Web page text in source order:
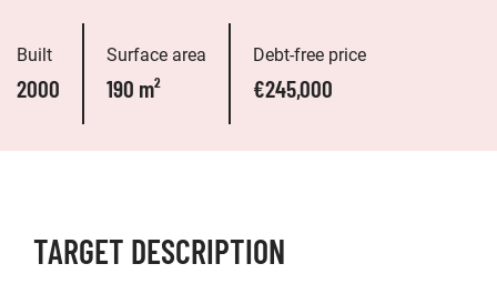
Built
2000
Surface area
190 m²
Debt-free price
€245,000
TARGET DESCRIPTION